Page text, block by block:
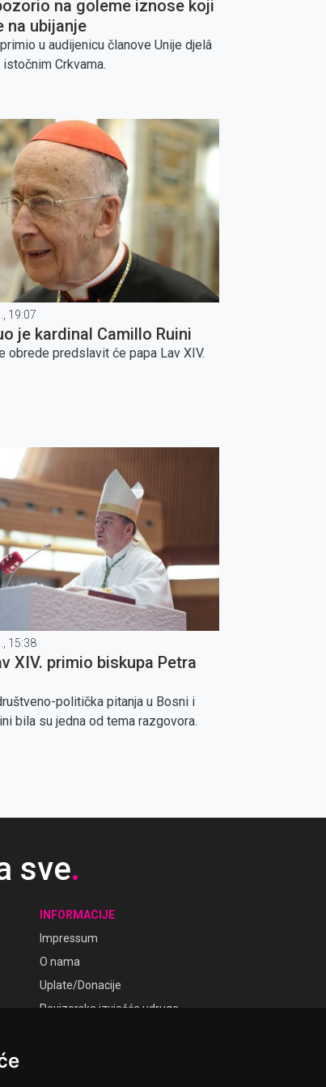
na goleme iznose koji
na ubijanje
u audijenicu članove Unije djelâ
Crkvama.
19:07
je kardinal Camillo Ruini
obrede predslavit će papa Lav XIV.
15:38
XIV. primio biskupa Petra
politička pitanja u Bosni i
bila su jedna od tema razgovora.
sve.
INFORMACIJE
Impressum
O nama
Uplate/Donacije
Revizorska izvješća udruge